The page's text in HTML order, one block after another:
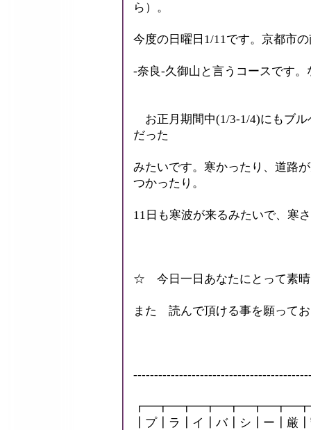
ら）。
今度の日曜日1/11です。京都市
-奈良-久御山と言うコースです
お正月期間中(1/3-1/4)にもブ
だった
みたいです。寒かったり、道路
つかったり。
11日も寒波が来るみたいで、寒
☆ 今日一日あなたにとって素
また 読んで頂ける事を願って
┃プ┃ラ┃イ┃バ┃シ┃ー┃厳